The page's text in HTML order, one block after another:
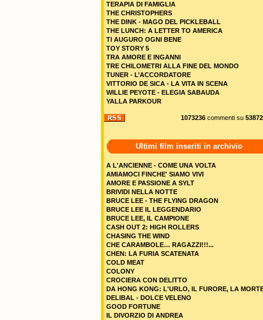
TERAPIA DI FAMIGLIA
THE CHRISTOPHERS
THE DINK - MAGO DEL PICKLEBALL
THE LUNCH: A LETTER TO AMERICA
TI AUGURO OGNI BENE
TOY STORY 5
TRA AMORE E INGANNI
TRE CHILOMETRI ALLA FINE DEL MONDO
TUNER - L’ACCORDATORE
VITTORIO DE SICA - LA VITA IN SCENA
WILLIE PEYOTE - ELEGIA SABAUDA
YALLA PARKOUR
1073236 commenti su 53872
Ultimi film inseriti in archivio
A L'ANCIENNE - COME UNA VOLTA
AMIAMOCI FINCHE' SIAMO VIVI
AMORE E PASSIONE A SYLT
BRIVIDI NELLA NOTTE
BRUCE LEE - THE FLYING DRAGON
BRUCE LEE IL LEGGENDARIO
BRUCE LEE, IL CAMPIONE
CASH OUT 2: HIGH ROLLERS
CHASING THE WIND
CHE CARAMBOLE… RAGAZZI!!!...
CHEN: LA FURIA SCATENATA
COLD MEAT
COLONY
CROCIERA CON DELITTO
DA HONG KONG: L'URLO, IL FURORE, LA
DELIBAL - DOLCE VELENO
GOOD FORTUNE
IL DIVORZIO DI ANDREA